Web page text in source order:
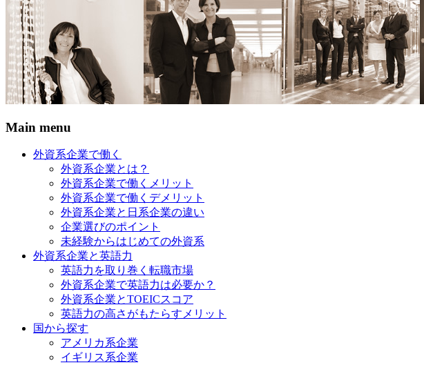
Main menu
外資系企業で働く
外資系企業とは？
外資系企業で働くメリット
外資系企業で働くデメリット
外資系企業と日系企業の違い
企業選びのポイント
未経験からはじめての外資系
外資系企業と英語力
英語力を取り巻く転職市場
外資系企業で英語力は必要か？
外資系企業とTOEICスコア
英語力の高さがもたらすメリット
国から探す
アメリカ系企業
イギリス系企業